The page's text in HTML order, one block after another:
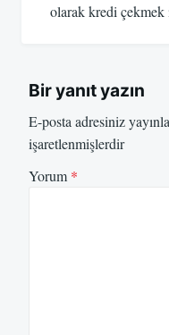
olarak kredi
Bir yanıt yazın
E-posta adresiniz
işaretlenmişlerdir
Yorum *